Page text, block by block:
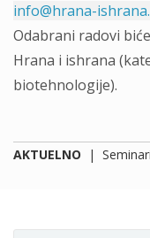
info@hrana-
Odabrani radovi
Hrana i ishrana
biotehnologije).
AKTUELNO | Seminari